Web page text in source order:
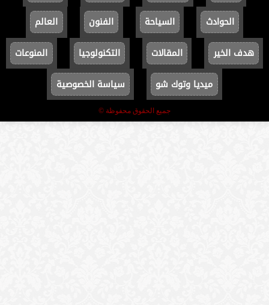
الحوادث
السياحة الفنون
العالم
هدف الخير
المقالات التكنولوجيا
المنوعات
ميديا وتوك شو
سياسة الخصوصية
جميع الحقوق محفوظة ©